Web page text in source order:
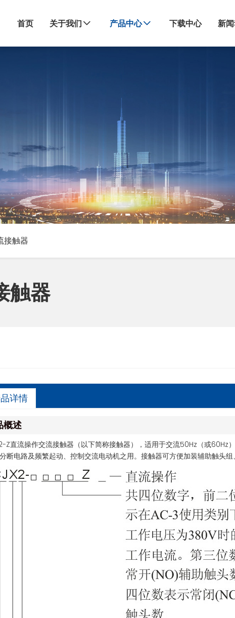
首页 关于我们 产品中心 下载中心 新
接触器
触器
详情
概述
Z直流操作交流接触器（以下简称接触器），适用于交流50Hz（或
断电路及频繁起动、控制交流电动机之用。接触器可方便加装辅助触头组